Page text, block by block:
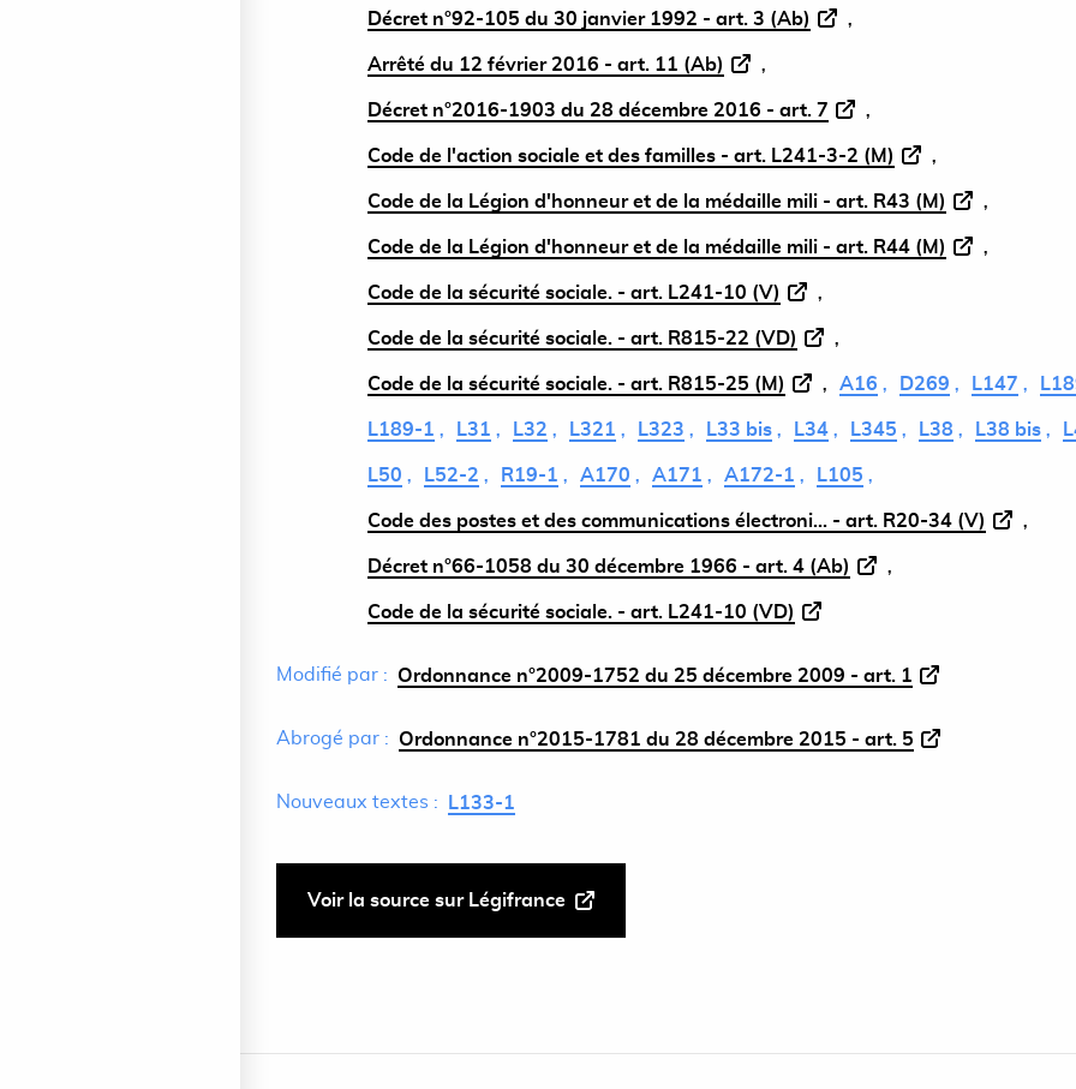
Décret n°92-105 du 30 janvier 1992 - art. 3 (Ab)
Arrêté du 12 février 2016 - art. 11 (Ab)
Décret n°2016-1903 du 28 décembre 2016 - art. 7
Code de l'action sociale et des familles - art. L241-3-2 (M)
Code de la Légion d'honneur et de la médaille mili - art. R43 (M)
Code de la Légion d'honneur et de la médaille mili - art. R44 (M)
Code de la sécurité sociale. - art. L241-10 (V)
Code de la sécurité sociale. - art. R815-22 (VD)
Code de la sécurité sociale. - art. R815-25 (M) A16 D269 L147
L189-1 L31 L32 L321 L323 L33 bis L34 L345 L38 L38 bis
L50 L52-2 R19-1 A170 A171 A172-1 L105
Code des postes et des communications électroni... - art. R20-34 (V)
Décret n°66-1058 du 30 décembre 1966 - art. 4 (Ab)
Code de la sécurité sociale. - art. L241-10 (VD)
Modifié par : Ordonnance n°2009-1752 du 25 décembre 2009 - art. 1
Abrogé par : Ordonnance n°2015-1781 du 28 décembre 2015 - art. 5
Nouveaux textes : L133-1
Voir la source sur Légifrance